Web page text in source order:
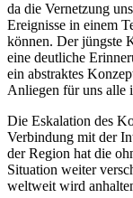
da die Vernetzung
Ereignisse in einem
können. Der jüngste
eine deutliche
ein abstraktes
Anliegen für uns alle
Die Eskalation des
Verbindung mit der
der Region hat die
Situation weiter
weltweit wird